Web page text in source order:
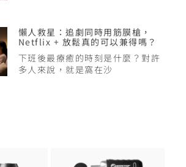
懶人救星：追劇同時用筋膜槍，
Netflix + 放鬆真的可以兼得嗎？
下班後最療癒的時刻是什麼？對許
多人來說，就是窩在沙